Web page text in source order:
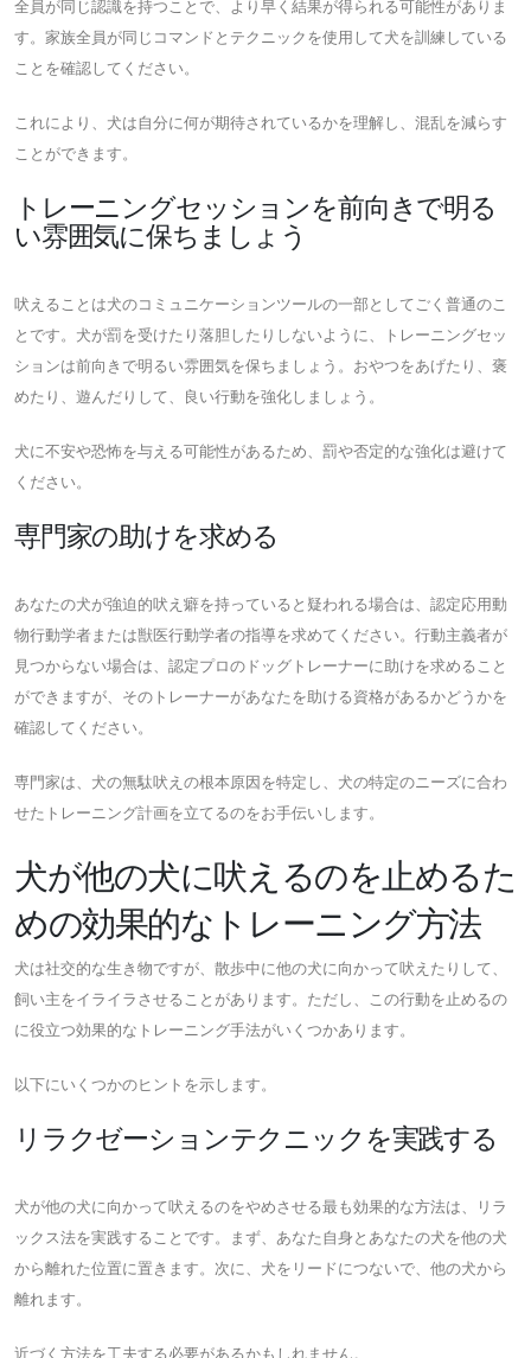
全員が同じ認識を持つことで、より早く結果が得られる可能性がありま
す。家族全員が同じコマンドとテクニックを使用して犬を訓練している
ことを確認してください。
これにより、犬は自分に何が期待されているかを理解し、混乱を減らす
ことができます。
トレーニングセッションを前向きで明る
い雰囲気に保ちましょう
吠えることは犬のコミュニケーションツールの一部としてごく普通のこ
とです。犬が罰を受けたり落胆したりしないように、トレーニングセッ
ションは前向きで明るい雰囲気を保ちましょう。おやつをあげたり、褒
めたり、遊んだりして、良い行動を強化しましょう。
犬に不安や恐怖を与える可能性があるため、罰や否定的な強化は避けて
ください。
専門家の助けを求める
あなたの犬が強迫的吠え癖を持っていると疑われる場合は、認定応用動
物行動学者または獣医行動学者の指導を求めてください。行動主義者が
見つからない場合は、認定プロのドッグトレーナーに助けを求めること
ができますが、そのトレーナーがあなたを助ける資格があるかどうかを
確認してください。
専門家は、犬の無駄吠えの根本原因を特定し、犬の特定のニーズに合わ
せたトレーニング計画を立てるのをお手伝いします。
犬が他の犬に吠えるのを止めるた
めの効果的なトレーニング方法
犬は社交的な生き物ですが、散歩中に他の犬に向かって吠えたりして、
飼い主をイライラさせることがあります。ただし、この行動を止めるの
に役立つ効果的なトレーニング手法がいくつかあります。
以下にいくつかのヒントを示します。
リラクゼーションテクニックを実践する
犬が他の犬に向かって吠えるのをやめさせる最も効果的な方法は、リラ
ックス法を実践することです。まず、あなた自身とあなたの犬を他の犬
から離れた位置に置きます。次に、犬をリードにつないで、他の犬から
離れます。
近づく方法を工夫する必要があるかもしれません。